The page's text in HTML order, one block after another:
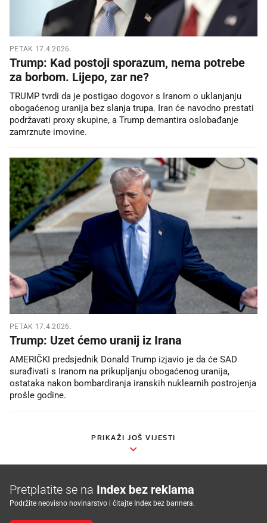
PETAK 17.4.2026.
Trump: Kad postoji sporazum, nema potrebe
za borbom. Lijepo, zar ne?
TRUMP tvrdi da je postigao dogovor s Iranom o uklanjanju
obogaćenog uranija bez slanja trupa. Iran će navodno prestati
podržavati proxy skupine, a Trump demantira oslobađanje
zamrznute imovine.
PETAK 17.4.2026.
Trump: Uzet ćemo uranij iz Irana
AMERIČKI predsjednik Donald Trump izjavio je da će SAD
surađivati s Iranom na prikupljanju obogaćenog uranija,
ostataka nakon bombardiranja iranskih nuklearnih postrojenja
prošle godine.
PRIKAŽI JOŠ VIJESTI
Pretplatite se na Index bez reklama
Podržite neovisno novinarstvo i čitajte Index bez bannera.